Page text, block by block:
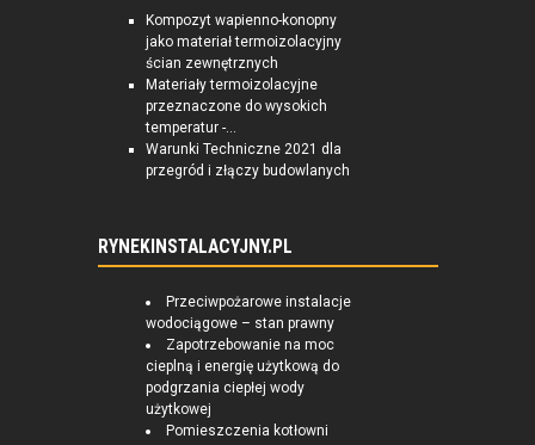
Kompozyt wapienno-konopny
jako materiał termoizolacyjny
ścian zewnętrznych
Materiały termoizolacyjne
przeznaczone do wysokich
temperatur -...
Warunki Techniczne 2021 dla
przegród i złączy budowlanych
RYNEKINSTALACYJNY.PL
Przeciwpożarowe instalacje
wodociągowe – stan prawny
Zapotrzebowanie na moc
cieplną i energię użytkową do
podgrzania ciepłej wody
użytkowej
Pomieszczenia kotłowni